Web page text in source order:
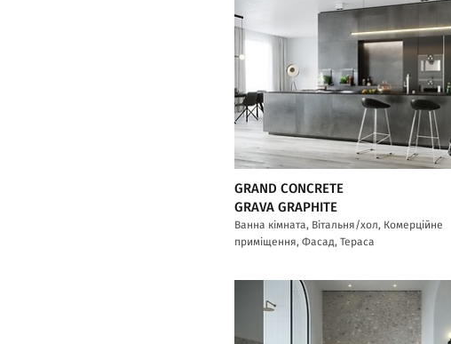
GRAND CONCRETE
GRAVA GRAPHITE
Ванна кімната, Вітальня/хол, Комерційне
приміщення, Фасад, Тераса